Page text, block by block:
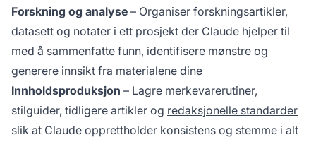
Forskning og analyse – Organiser forskningsartikler,
datasett og notater i ett prosjekt der Claude hjelper til
med å sammenfatte funn, identifisere mønstre og
generere innsikt fra materialene dine
Innholdsproduksjon – Lagre merkevarerutiner,
stilguider, tidligere artikler og redaksjonelle standarder
slik at Claude opprettholder konsistens og stemme i alt